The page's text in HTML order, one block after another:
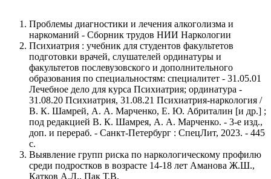
Проблемы диагностики и лечения алкоголизма и
наркоманий - Сборник трудов НИИ Наркологии
Психиатрия : учебник для студентов факультетов
подготовки врачей, слушателей ординатуры и
факультетов послевузовского и дополнительного
образования по специальностям: специалитет - 31.05.01
Лечебное дело для курса Психиатрия; ординатура -
31.08.20 Психиатрия, 31.08.21 Психиатрия-наркология /
В. К. Шамрей, А. А. Марченко, Е. Ю. Абриталин [и др.] ;
под редакцией В. К. Шамрея, А. А. Марченко. - 3-е изд.,
доп. и перераб. - Санкт-Петербург : СпецЛит, 2023. - 445
с.
Выявление групп риска по наркологическому профилю
среди подростков в возрасте 14-18 лет Аманова Ж.Ш.,
Катков А.Л., Пак Т.В.